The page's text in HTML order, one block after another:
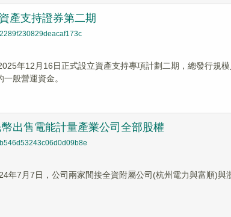
產支持證券第二期
年12月16日正式設立資產支持專項計劃二期，總發行規
般營運資金。
出售電能計量產業公司全部股權
年7月7日，公司兩家間接全資附屬公司(杭州電力與富順)與